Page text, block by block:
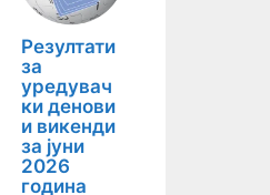
Резултати
за
уредувач
ки денови
и викенди
за јуни
2026
година